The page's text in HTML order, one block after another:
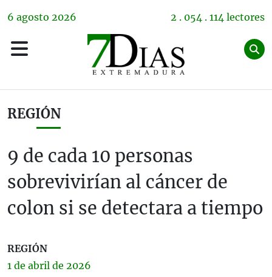
6 agosto 2026 2 . 054 . 114 lectores
REGIÓN
9 de cada 10 personas
sobrevivirían al cáncer de
colon si se detectara a tiempo
REGIÓN
1 de abril de 2026